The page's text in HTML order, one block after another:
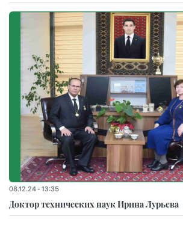
08.12.24 - 13:35
Доктор технических наук Ирина Лурьева